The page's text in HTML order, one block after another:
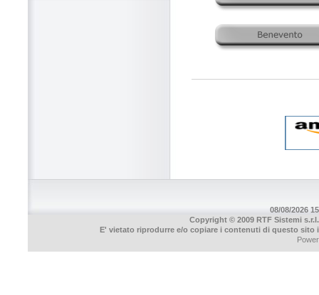
08/08/2026
Copyright © 2009 RTF Sistemi
E' vietato riprodurre e/o copiare i contenuti di questo